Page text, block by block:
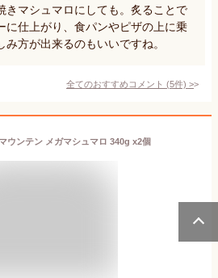
きマシュマロにしても。炙ることで
に仕上がり、食パンやピザの上に乗
方が出来るのもいいですね。
全てのおすすめコメント (5件) >
ウンテン メガマシュマロ 340g x2個